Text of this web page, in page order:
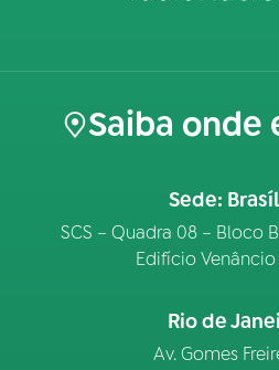
Saiba onde
Sede:
SCS – Quadra 08 – Bloco
Edifício
Rio de
Av. Gomes